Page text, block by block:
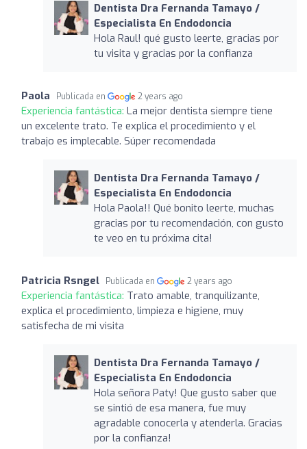
Dentista Dra Fernanda Tamayo /
Especialista En Endodoncia
Hola Raul! qué gusto leerte, gracias por
tu visita y gracias por la confianza
Paola Publicada en 2 years ago
Experiencia fantástica: La mejor dentista siempre tiene
un excelente trato. Te explica el procedimiento y el
trabajo es implecable. Súper recomendada
Dentista Dra Fernanda Tamayo /
Especialista En Endodoncia
Hola Paola!! Qué bonito leerte, muchas
gracias por tu recomendación, con gusto
te veo en tu próxima cita!
Patricia Rsngel Publicada en 2 years ago
Experiencia fantástica: Trato amable, tranquilizante,
explica el procedimiento, limpieza e higiene, muy
satisfecha de mi visita
Dentista Dra Fernanda Tamayo /
Especialista En Endodoncia
Hola señora Paty! Que gusto saber que
se sintió de esa manera, fue muy
agradable conocerla y atenderla. Gracias
por la confianza!